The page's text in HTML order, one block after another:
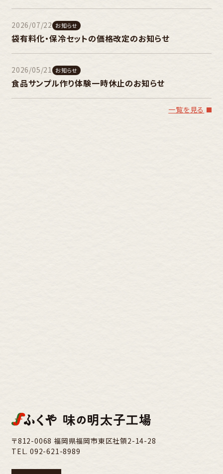
2026/07/22 お知らせ
袋有料化・保冷セットの価格改定のお知らせ
2026/05/21 お知らせ
食品サンプル作り体験一時休止のお知らせ
一覧を見る
〒812-0068 福岡県福岡市東区社領2-14-28
TEL. 092-621-8989